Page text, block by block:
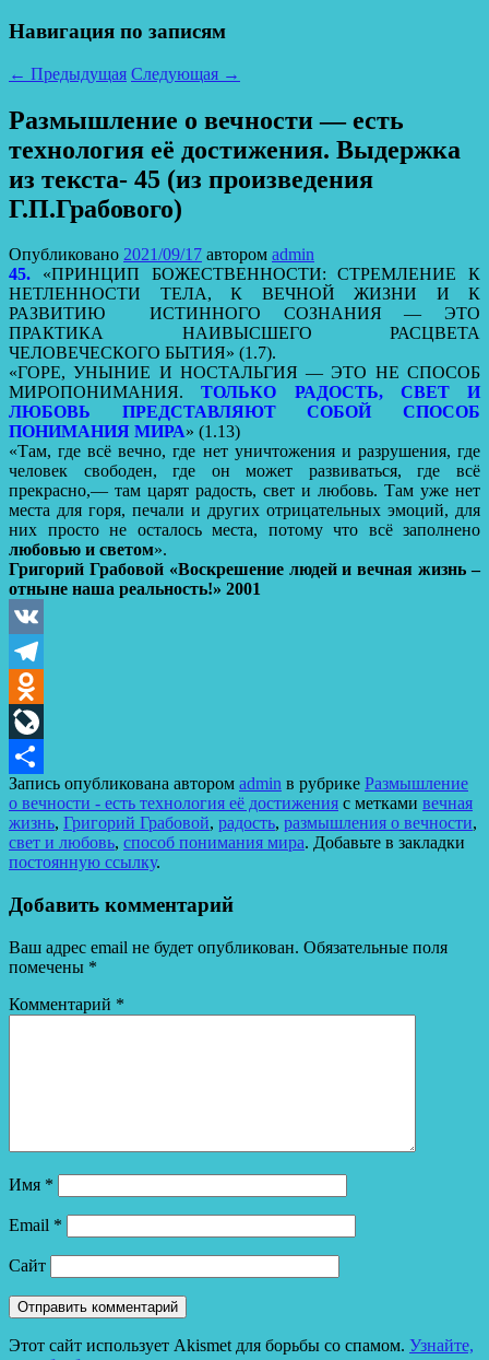
Навигация по записям
← Предыдущая Следующая →
Размышление о вечности — есть
технология её достижения. Выдержка
из текста- 45 (из произведения
Г.П.Грабового)
Опубликовано 2021/09/17 автором admin
45. «ПРИНЦИП БОЖЕСТВЕННОСТИ: СТРЕМЛЕНИЕ К
НЕТЛЕННОСТИ ТЕЛА, К ВЕЧНОЙ ЖИЗНИ И К
РАЗВИТИЮ ИСТИННОГО СОЗНАНИЯ — ЭТО
ПРАКТИКА НАИВЫСШЕГО РАСЦВЕТА
ЧЕЛОВЕЧЕСКОГО БЫТИЯ» (1.7).
«ГОРЕ, УНЫНИЕ И НОСТАЛЬГИЯ — ЭТО НЕ СПОСОБ
МИРОПОНИМАНИЯ.ТОЛЬКО РАДОСТЬ, СВЕТ И
ЛЮБОВЬ ПРЕДСТАВЛЯЮТ СОБОЙ СПОСОБ
ПОНИМАНИЯ МИРА» (1.13)
«Там, где всё вечно, где нет уничтожения и разрушения, где
человек свободен, где он может развиваться, где всё
прекрасно,— там царят радость, свет и любовь. Там уже нет
места для горя, печали и других отрицательных эмоций, для
них просто не осталось места, потому что всё заполнено
любовью и светом».
Григорий Грабовой «Воскрешение людей и вечная жизнь –
отныне наша реальность!» 2001
VK
Telegram
Odnoklassniki
LiveJournal
Отправить
Запись опубликована автором admin в рубрике Размышление
о вечности - есть технология её достижения с метками вечная
жизнь, Григорий Грабовой, радость, размышления о вечности,
свет и любовь, способ понимания мира. Добавьте в закладки
постоянную ссылку.
Добавить комментарий
Ваш адрес email не будет опубликован. Обязательные поля
помечены *
Комментарий *
Имя *
Email *
Сайт
Этот сайт использует Akismet для борьбы со спамом. Узнайте,